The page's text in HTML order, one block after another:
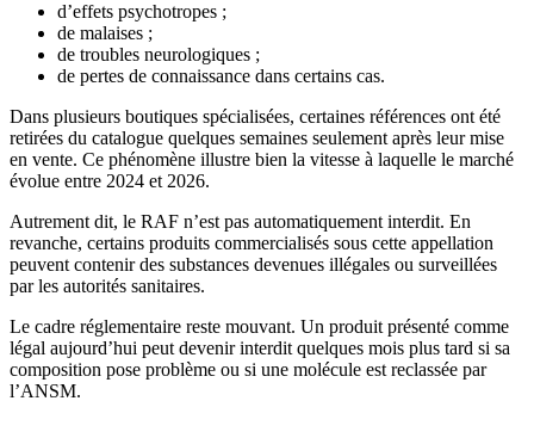
d’effets psychotropes ;
de malaises ;
de troubles neurologiques ;
de pertes de connaissance dans certains cas.
Dans plusieurs boutiques spécialisées, certaines références ont été
retirées du catalogue quelques semaines seulement après leur mise
en vente. Ce phénomène illustre bien la vitesse à laquelle le marché
évolue entre 2024 et 2026.
Autrement dit, le RAF n’est pas automatiquement interdit. En
revanche, certains produits commercialisés sous cette appellation
peuvent contenir des substances devenues illégales ou surveillées
par les autorités sanitaires.
Le cadre réglementaire reste mouvant. Un produit présenté comme
légal aujourd’hui peut devenir interdit quelques mois plus tard si sa
composition pose problème ou si une molécule est reclassée par
l’ANSM.